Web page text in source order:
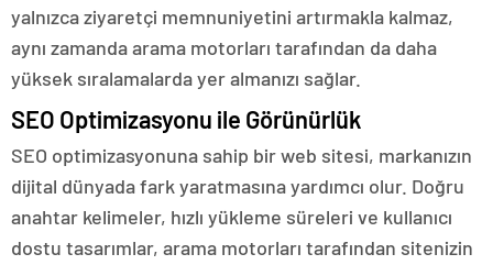
yalnızca ziyaretçi memnuniyetini artırmakla kalmaz,
aynı zamanda arama motorları tarafından da daha
yüksek sıralamalarda yer almanızı sağlar.
SEO Optimizasyonu ile Görünürlük
SEO optimizasyonuna sahip bir web sitesi, markanızın
dijital dünyada fark yaratmasına yardımcı olur. Doğru
anahtar kelimeler, hızlı yükleme süreleri ve kullanıcı
dostu tasarımlar, arama motorları tarafından sitenizin